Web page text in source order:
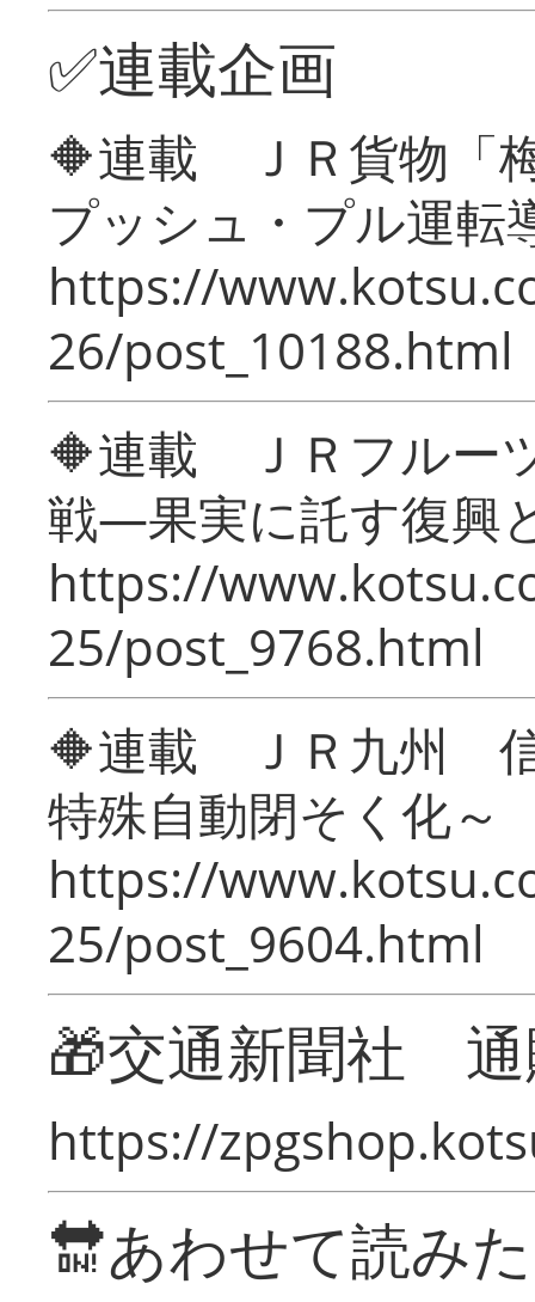
✅連載企画
🔶連載 ＪＲ貨物「
プッシュ・プル運転
https://
26/post_10188.html
🔶連載 ＪＲフルー
戦―果実に託す復興
https://
25/post_9768.html
🔶連載 ＪＲ九州 信
特殊自動閉そく化～
https://
25/post_9604.html
🎁交通新聞社
https://
🔛あわせて読み